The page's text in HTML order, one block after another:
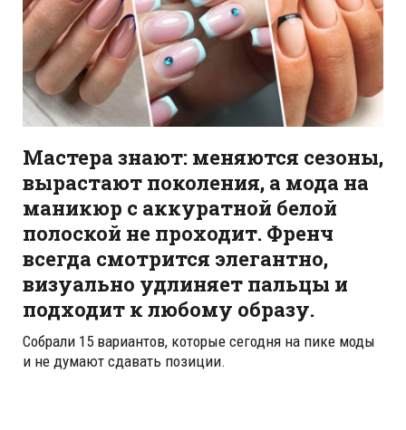
Мастера знают: меняются сезоны,
вырастают поколения, а мода на
маникюр с аккуратной белой
полоской не проходит. Френч
всегда смотрится элегантно,
визуально удлиняет пальцы и
подходит к любому образу.
Собрали 15 вариантов, которые сегодня на пике моды
и не думают сдавать позиции.